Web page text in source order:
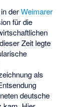
in derWeimarer
für die
Zeit legte
als
deutsche